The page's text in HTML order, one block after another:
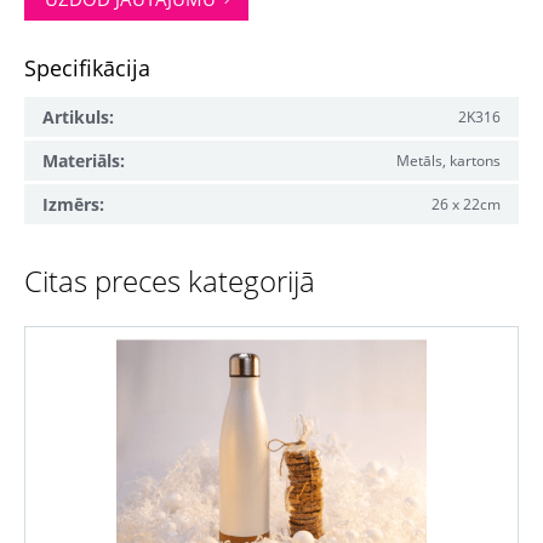
Specifikācija
Artikuls: 2K316
Materiāls: Metāls, kartons
Izmērs: 26 x 22cm
Citas preces kategorijā